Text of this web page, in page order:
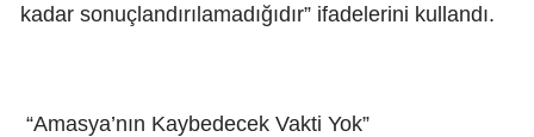
kadar sonuçlandırılamadığıdır” ifadelerini kullandı.
“Amasya’nın Kaybedecek Vakti Yok”